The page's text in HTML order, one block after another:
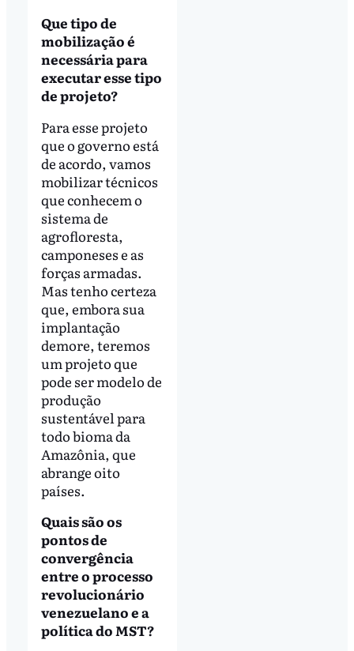
Que tipo de
mobilização é
necessária para
executar esse tipo
de projeto?
Para esse projeto
que o governo está
de acordo, vamos
mobilizar técnicos
que conhecem o
sistema de
agrofloresta,
camponeses e as
forças armadas.
Mas tenho certeza
que, embora sua
implantação
demore, teremos
um projeto que
pode ser modelo de
produção
sustentável para
todo bioma da
Amazônia, que
abrange oito
países.
Quais são os
pontos de
convergência
entre o processo
revolucionário
venezuelano e a
política do MST?